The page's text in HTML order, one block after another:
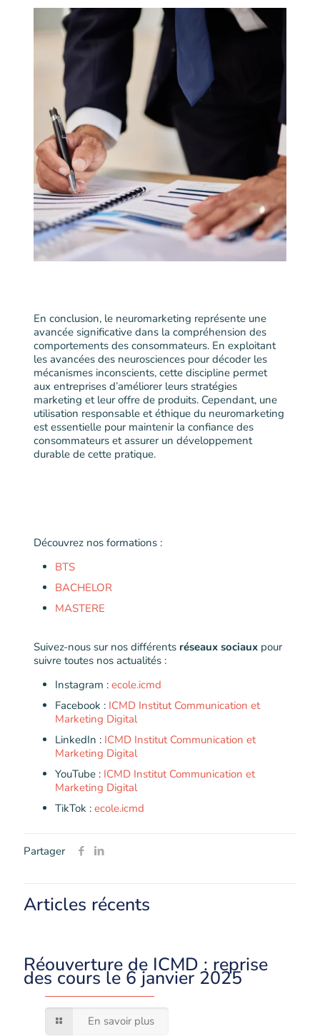
En conclusion, le neuromarketing représente une
avancée significative dans la compréhension des
comportements des consommateurs. En exploitant
les avancées des neurosciences pour décoder les
mécanismes inconscients, cette discipline permet
aux entreprises d’améliorer leurs stratégies
marketing et leur offre de produits. Cependant, une
utilisation responsable et éthique du neuromarketing
est essentielle pour maintenir la confiance des
consommateurs et assurer un développement
durable de cette pratique.
Découvrez nos formations :
BTS
BACHELOR
MASTERE
Suivez-nous sur nos différents réseaux sociauxpour
suivre toutes nos actualités :
Instagram : ecole.icmd
Facebook : ICMD Institut Communication et
Marketing Digital
LinkedIn : ICMD Institut Communication et
Marketing Digital
YouTube : ICMD Institut Communication et
Marketing Digital
TikTok : ecole.icmd
Partager
Articles récents
Réouverture de ICMD : reprise
des cours le 6 janvier 2025
En savoir plus